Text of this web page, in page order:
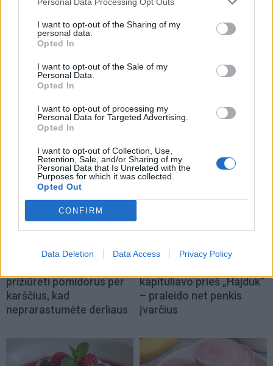
I want to opt-out of the Sharing of my
personal data.
Opted In
I want to opt-out of the Sale of my
Personal Data.
Opted In
I want to opt-out of processing my
Personal Data for Targeted Advertising.
Opted In
I want to opt-out of Collection, Use,
Retention, Sale, and/or Sharing of my
Personal Data that Is Unrelated with the
Purposes for which it was collected.
Opted Out
CONFIRM
Data Deletion Data Access Privacy Policy
Sodas ir daržas
prižiūrėti pomidorus per
karščius, kad
neprarastumėte derliaus
Sportas
kapituliavo prieš „Hajduk“
– praleido net penkis
įvarčius